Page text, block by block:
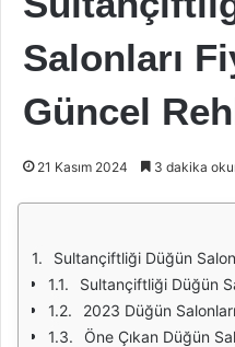
Salonları
Güncel
21 Kasım 2024 3 dakika
Sultançiftliği Düğün
Sultançiftliği Düğün
2023 Düğün
Öne Çıkan Düğün